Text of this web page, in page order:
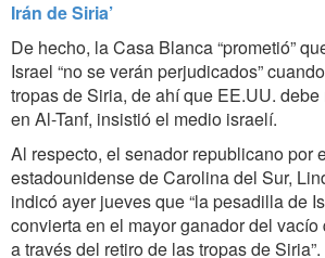
Irán de Siria’
De hecho, la Casa Blanca “prometió”
Israel “no se verán perjudicados”
tropas de Siria, de ahí que EE.UU.
en Al-Tanf, insistió el medio israelí.
Al respecto, el senador republicano por
estadounidense de Carolina del Sur,
indicó ayer jueves que “la pesadilla de
convierta en el mayor ganador del
a través del retiro de las tropas de Siria”.